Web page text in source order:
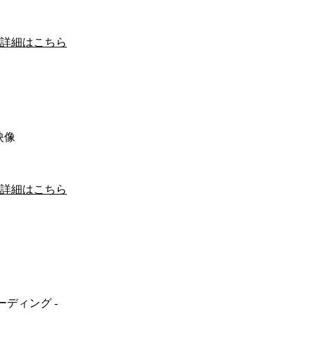
詳細はこちら
像
詳細はこちら
ディング -